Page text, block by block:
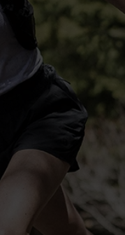
-15°
-20°
-25°
-30°